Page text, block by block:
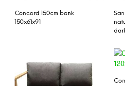
Concord 150cm bank
150x61x91